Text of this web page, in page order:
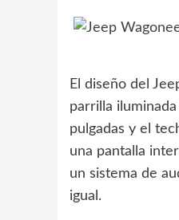
El diseño del
parrilla
pulgadas y el
una pantalla
un sistema de
igual.